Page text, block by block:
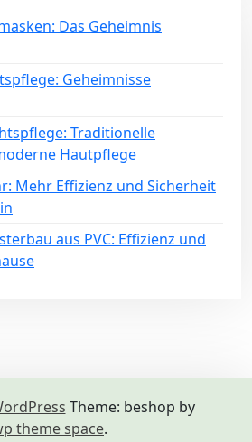
Das Geheimnis
Geheimnisse
Traditionelle
Hautpflege
Mehr Effizienz und Sicherheit
aus PVC: Effizienz und
Theme: beshop by
theme space.